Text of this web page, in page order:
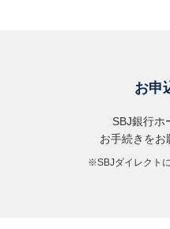
翌月のお支払日に、クレジ
支払いいただきます。
※海外キャッシュサービスの場
お申
SBJ銀行ホ
お手続きをお
※SBJダイレクト